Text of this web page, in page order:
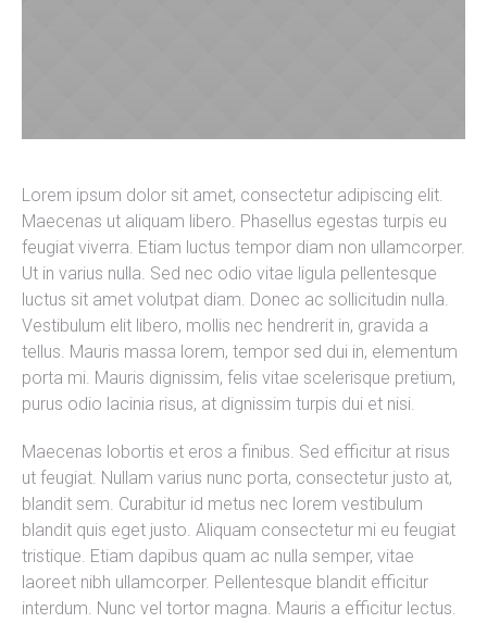
Lorem ipsum dolor sit amet, consectetur adipiscing elit.
Maecenas ut aliquam libero. Phasellus egestas turpis eu
feugiat viverra. Etiam luctus tempor diam non ullamcorper.
Ut in varius nulla. Sed nec odio vitae ligula pellentesque
luctus sit amet volutpat diam. Donec ac sollicitudin nulla.
Vestibulum elit libero, mollis nec hendrerit in, gravida a
tellus. Mauris massa lorem, tempor sed dui in, elementum
porta mi. Mauris dignissim, felis vitae scelerisque pretium,
purus odio lacinia risus, at dignissim turpis dui et nisi.
Maecenas lobortis et eros a finibus. Sed efficitur at risus
ut feugiat. Nullam varius nunc porta, consectetur justo at,
blandit sem. Curabitur id metus nec lorem vestibulum
blandit quis eget justo. Aliquam consectetur mi eu feugiat
tristique. Etiam dapibus quam ac nulla semper, vitae
laoreet nibh ullamcorper. Pellentesque blandit efficitur
interdum. Nunc vel tortor magna. Mauris a efficitur lectus.